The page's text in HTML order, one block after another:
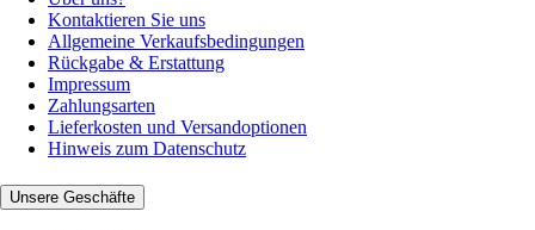
Kontaktieren Sie uns
Allgemeine Verkaufsbedingungen
Rückgabe & Erstattung
Impressum
Zahlungsarten
Lieferkosten und Versandoptionen
Hinweis zum Datenschutz
Unsere Geschäfte